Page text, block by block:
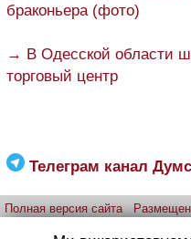
браконьера (фото)
→ В Одесской области
торговый центр
Телеграм канал
Полная версия сайта